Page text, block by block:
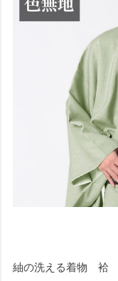
紬の洗える着物 袷